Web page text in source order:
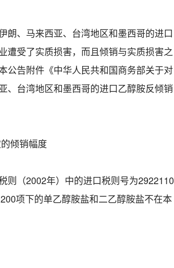
、马来西亚、台湾地区和墨西哥的进口
遭受了实质损害，而且倾销与实质损害之
公告附件《中华人民共和国商务部关于对
、台湾地区和墨西哥的进口乙醇胺反倾销
倾销幅度
（2002年）中的进口税则号为2922110
项下的单乙醇胺盐和二乙醇胺盐不在本